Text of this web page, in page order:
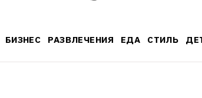
БИЗНЕС РАЗВЛЕЧЕНИЯ ЕДА СТИЛЬ